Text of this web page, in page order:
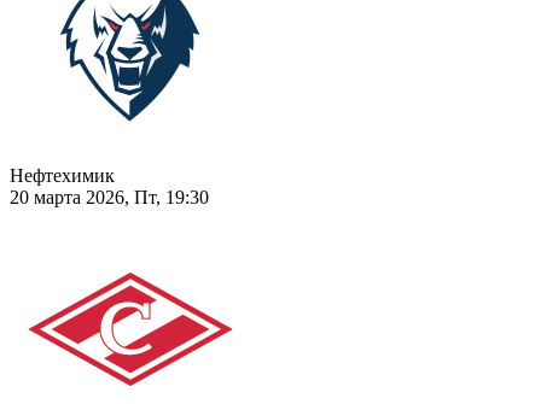
Нефтехимик
20 марта 2026, Пт, 19:30